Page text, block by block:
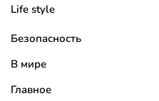
Life style
Безопасность
В мире
Главное